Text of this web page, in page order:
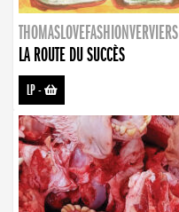
THOMASLOVEFASHIONVERVIERS
LA ROUTE DU SUCCÈS
LP-